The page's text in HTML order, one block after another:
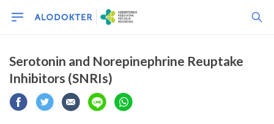
Serotonin and Norepinephrine Reuptake
Inhibitors (SNRIs)